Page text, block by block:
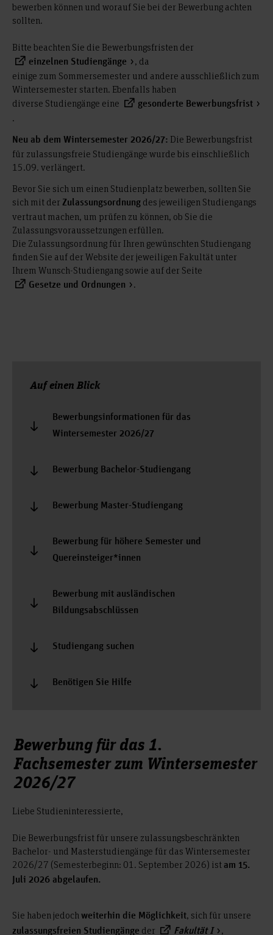
bewerben können und worauf Sie bei der Bewerbung achten
sollten.
Bitte beachten Sie die Bewerbungsfristen der
einzelnen Studiengänge
, da
einige zum Sommersemester und andere ausschließlich zum
Wintersemester starten. Ebenfalls haben
diverse Studiengänge eine
gesonderte Bewerbungsfrist
.
Neu ab dem Wintersemester 2026/27: Die Bewerbungsfrist
für zulassungsfreie Studiengänge wurde bis einschließlich
15.09. verlängert.
Bevor Sie sich um einen Studienplatz bewerben, sollten Sie
sich mit der Zulassungsordnung des jeweiligen Studiengangs
vertraut machen, um prüfen zu können, ob Sie die
Zulassungsvoraussetzungen erfüllen.
Die Zulassungsordnung für Ihren gewünschten Studiengang
finden Sie auf der Website der jeweiligen Fakultät unter
Ihrem Wunsch-Studiengang sowie auf der Seite
Gesetze und Ordnungen .
Auf einen Blick
Bewerbungsinformationen für das
Wintersemester 2026/27
Bewerbung Bachelor-Studiengang
Bewerbung Master-Studiengang
Bewerbung für höhere Semester und
Quereinsteiger*innen
Bewerbung mit ausländischen
Bildungsabschlüssen
Studiengang suchen
Benötigen Sie Hilfe
Bewerbung für das 1.
Fachsemester zum Wintersemester
2026/27
Liebe Studieninteressierte,
Die Bewerbungsfrist für unsere zulassungsbeschränkten
Bachelor- und Masterstudiengänge für das Wintersemester
2026/27 (Semesterbeginn: 01. September 2026) ist am 15.
Juli 2026 abgelaufen.
Sie haben jedochweiterhin die Möglichkeit, sich für unsere
zulassungsfreien Studiengänge der Fakultät I ,